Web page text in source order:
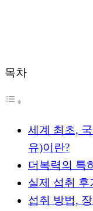
목차
세계 최초,
유)이란?
더복력의 특
실제 섭취
섭취 방법,